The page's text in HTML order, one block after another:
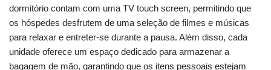
dormitório contam com uma TV touch screen, permitindo que
os hóspedes desfrutem de uma seleção de filmes e músicas
para relaxar e entreter-se durante a pausa. Além disso, cada
unidade oferece um espaço dedicado para armazenar a
bagagem de mão, garantindo que os itens pessoais estejam